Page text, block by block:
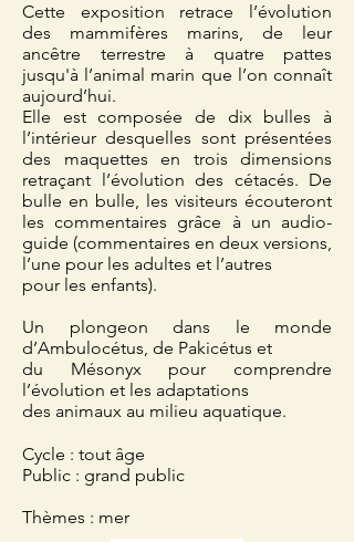
Cette exposition retrace l’évolution
des mammifères marins, de leur
ancêtre terrestre à quatre pattes
jusqu'à l’animal marin que l’on connaît
aujourd’hui.
Elle est composée de dix bulles à
l’intérieur desquelles sont présentées
des maquettes en trois dimensions
retraçant l’évolution des cétacés. De
bulle en bulle, les visiteurs écouteront
les commentaires grâce à un audio-
guide (commentaires en deux versions,
l’une pour les adultes et l’autres
pour les enfants).
Un plongeon dans le monde
d’Ambulocétus, de Pakicétus et
du Mésonyx pour comprendre
l’évolution et les adaptations
des animaux au milieu aquatique.
Cycle : tout âge
Public : grand public
Thèmes : mer